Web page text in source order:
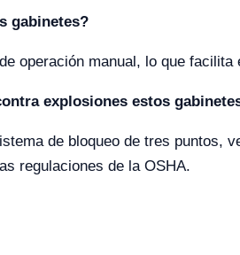
gabinetes?
operación manual, lo que
explosiones estos
de bloqueo de tres
regulaciones de la OSHA.